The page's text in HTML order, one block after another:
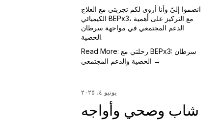
انضموا إليّ وأنا أروي لكم تجربتي مع العلاج
الكيميائي BEPx3، مع التركيز على أهمية
الدعم المجتمعي في مواجهة سرطان
الخصية.
Read More: رحلتي مع BEPx3: سرطان
الخصية والدعم المجتمعي →
يونيو ٤، ٢٠٢٥
شاب وصحي وأواجه